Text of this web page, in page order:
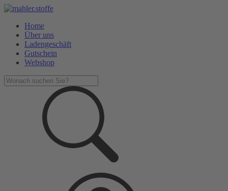
Home
Über uns
Ladengeschäft
Gutschein
Webshop